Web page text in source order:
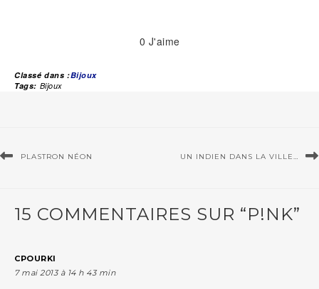
0 J'aime
Classé dans :Bijoux
Tags: Bijoux
PLASTRON NÉON UN INDIEN DANS LA VILLE…
15 COMMENTAIRES SUR “P!NK”
CPOURKI
7 mai 2013 à 14 h 43 min